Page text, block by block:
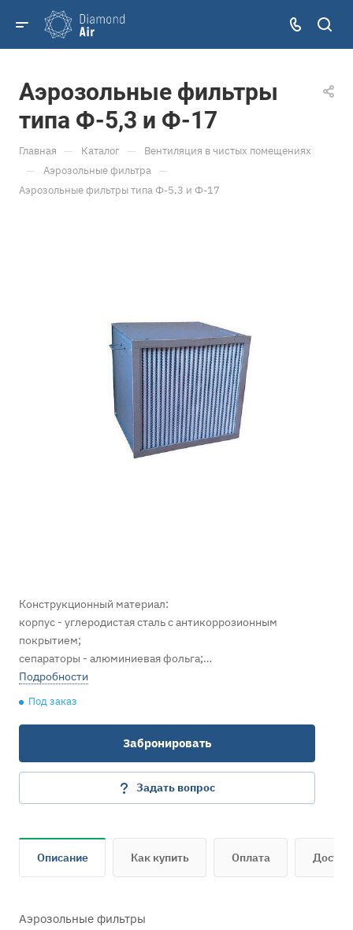
Аэрозольные фильтры
типа Ф-5,3 и Ф-17
Главная — Каталог — Вентиляция в чистых помещениях
— Аэрозольные фильтра —
Аэрозольные фильтры типа Ф-5,3 и Ф-17
Конструкционный материал:
корпус - углеродистая сталь с антикоррозионным
покрытием;
сепараторы - алюминиевая фольга;
прокладка - резина вакуумная.
Подробности
Под заказ
Забронировать
Задать вопрос
Описание Как купить Оплата
Аэрозольные фильтры